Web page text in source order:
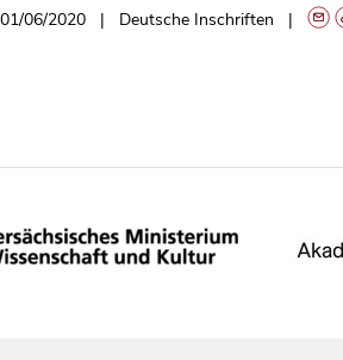
01/06/2020 Deutsche Inschriften